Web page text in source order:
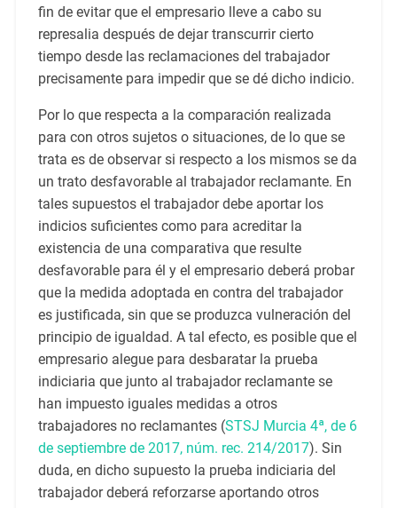
fin de evitar que el empresario lleve a cabo su
represalia después de dejar transcurrir cierto
tiempo desde las reclamaciones del trabajador
precisamente para impedir que se dé dicho indicio.
Por lo que respecta a la comparación realizada
para con otros sujetos o situaciones, de lo que se
trata es de observar si respecto a los mismos se da
un trato desfavorable al trabajador reclamante. En
tales supuestos el trabajador debe aportar los
indicios suficientes como para acreditar la
existencia de una comparativa que resulte
desfavorable para él y el empresario deberá probar
que la medida adoptada en contra del trabajador
es justificada, sin que se produzca vulneración del
principio de igualdad. A tal efecto, es posible que el
empresario alegue para desbaratar la prueba
indiciaria que junto al trabajador reclamante se
han impuesto iguales medidas a otros
trabajadores no reclamantes (STSJ Murcia 4ª, de 6
de septiembre de 2017, núm. rec. 214/2017). Sin
duda, en dicho supuesto la prueba indiciaria del
trabajador deberá reforzarse aportando otros